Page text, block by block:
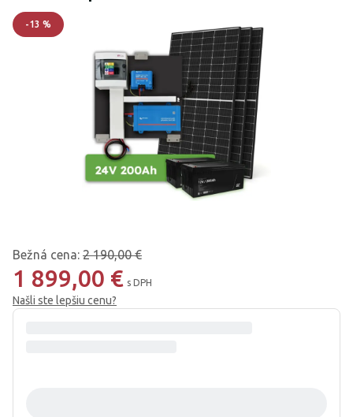
-13 %
Bežná cena: 2 190,00 €
1 899,00 € s DPH
Našli ste lepšiu cenu?